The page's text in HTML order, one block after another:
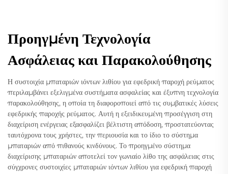
Προηγμένη Τεχνολογία
Ασφάλειας και Παρακολούθησης
Η συστοιχία μπαταριών ιόντων λιθίου για εφεδρική παροχή ρεύματος
περιλαμβάνει εξελιγμένα συστήματα ασφαλείας και έξυπνη τεχνολογία
παρακολούθησης, η οποία τη διαφοροποιεί από τις συμβατικές λύσεις
εφεδρικής παροχής ρεύματος. Αυτή η εξειδικευμένη προσέγγιση στη
διαχείριση ενέργειας εξασφαλίζει βέλτιστη απόδοση, προστατεύοντας
ταυτόχρονα τους χρήστες, την περιουσία και το ίδιο το σύστημα
μπαταριών από πιθανούς κινδύνους. Το προηγμένο σύστημα
διαχείρισης μπαταριών αποτελεί τον γωνιαίο λίθο της ασφάλειας στις
σύγχρονες συστοιχίες μπαταριών ιόντων λιθίου για εφεδρική παροχή